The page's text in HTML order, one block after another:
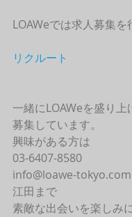
LOAWeでは求人募集を
リクルート
一緒にLOAWeを盛り上
募集しています。
興味がある方は
03-6407-8580
info@loawe-tokyo.com
江田まで
素敵な出会いを楽しみ